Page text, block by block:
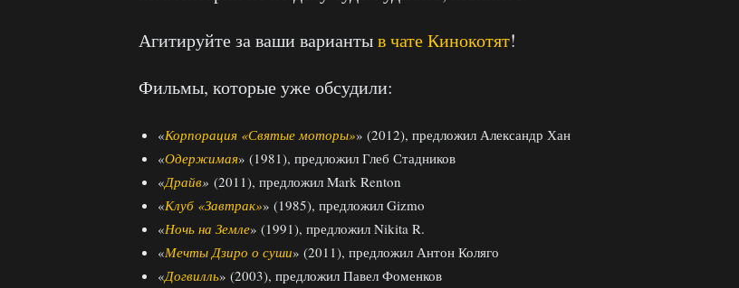
Агитируйте за ваши вариантыв чате Кинокотят!
Фильмы, которые уже обсудили:
«Корпорация «Святые моторы»» (2012), предложил Александр Хан
«Одержимая» (1981), предложил Глеб Стадников
«Драйв» (2011), предложил Mark Renton
«Клуб «Завтрак»» (1985), предложил Gizmo
«Ночь на Земле» (1991), предложил Nikita R.
«Мечты Дзиро о суши» (2011), предложил Антон Коляго
«Догвилль» (2003), предложил Павел Фоменков